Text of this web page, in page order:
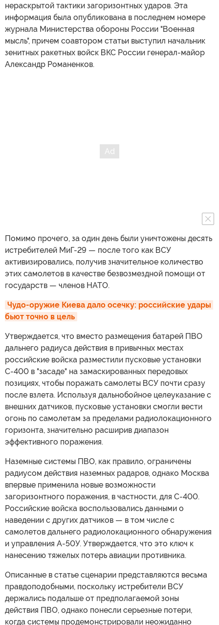
нераскрытой тактики загоризонтных ударов. Эта
информация была опубликована в последнем номере
журнала Министерства обороны России "Военная
мысль", причем соавтором статьи выступил начальник
зенитных ракетных войск ВКС России генерал-майор
Александр Романенков.
Помимо прочего, за один день были уничтожены десять
истребителей МиГ-29 — после того как ВСУ
активизировались, получив значительное количество
этих самолетов в качестве безвозмездной помощи от
государств — членов НАТО.
Чудо-оружие Киева дало осечку: российские удары
бьют точно в цель
Утверждается, что вместо размещения батарей ПВО
дальнего радиуса действия в привычных местах
российские войска разместили пусковые установки
С-400 в "засаде" на замаскированных передовых
позициях, чтобы поражать самолеты ВСУ почти сразу
после взлета. Используя дальнобойное целеуказание с
внешних датчиков, пусковые установки смогли вести
огонь по самолетам за пределами радиолокационного
горизонта, значительно расширив диапазон
эффективного поражения.
Наземные системы ПВО, как правило, ограничены
радиусом действия наземных радаров, однако Москва
впервые применила новые возможности
загоризонтного поражения, в частности, для С-400.
Российские войска воспользовались данными о
наведении с других датчиков — в том числе с
самолетов дальнего радиолокационного обнаружения
и управления A-50У. Утверждается, что это ключ к
нанесению тяжелых потерь авиации противника.
Описанные в статье сценарии представляются весьма
правдоподобными, поскольку истребители ВСУ
держались подальше от предполагаемой зоны
действия ПВО, однако понесли серьезные потери,
когда системы продемонстрировали неожиданно